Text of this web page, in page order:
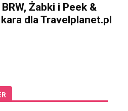
Żabki i Peek &
dla Travelplanet.pl